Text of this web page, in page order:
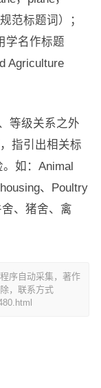
范标题词）；
学名作标题
Agriculture
等级关系之外
指引出相关标
如：Animal
、Poultry
、猪舍、禽
序自动采集，著作
，联系方式